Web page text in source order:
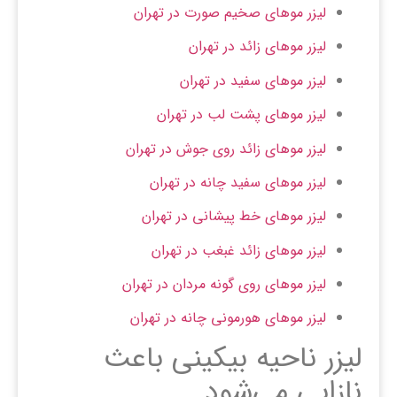
لیزر موهای صخیم صورت در تهران
لیزر موهای زائد در تهران
لیزر موهای سفید در تهران
لیزر موهای پشت لب در تهران
لیزر موهای زائد روی جوش در تهران
لیزر موهای سفید چانه در تهران
لیزر موهای خط پیشانی در تهران
لیزر موهای زائد غبغب در تهران
لیزر موهای روی گونه مردان در تهران
لیزر موهای هورمونی چانه در تهران
لیزر ناحیه بیکینی باعث